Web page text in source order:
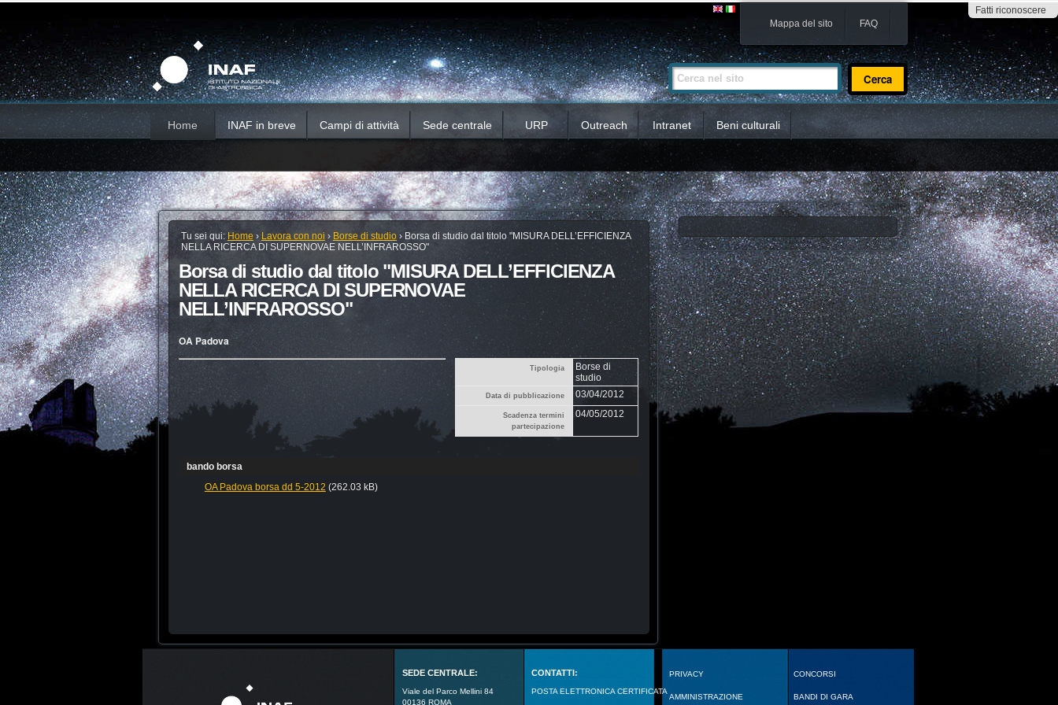
Fatti riconoscere
contenuti.
Salta
alla
navigazione
Mappa del sito FAQ
Cerca nel sito
Ricerca
avanzata…
Home INAF in breve Campi di attività Sede centrale URP Outreach Intranet Beni culturali
Tu sei qui: Home › Lavora con noi › Borse di studio › Borsa di studio dal titolo "MISURA DELL’EFFICIENZA
NELLA RICERCA DI SUPERNOVAE NELL’INFRAROSSO"
Borsa di studio dal titolo "MISURA DELL’EFFICIENZA
NELLA RICERCA DI SUPERNOVAE
NELL’INFRAROSSO"
OA Padova
Tipologia
Borse di
studio
Data di pubblicazione 03/04/2012
Scadenza termini
partecipazione
04/05/2012
bando borsa
OA Padova borsa dd 5-2012 (262.03 kB)
SEDE CENTRALE:
Viale del Parco Mellini 84
00136 ROMA
CONTATTI:
POSTA ELETTRONICA CERTIFICATA
PRIVACY
AMMINISTRAZIONE
CONCORSI
BANDI DI GARA